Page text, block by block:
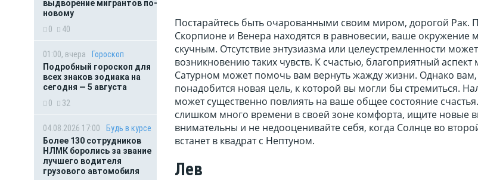
выдворение мигрантов по-
новому
0
40
01:00, вчера
Гороскоп
Подробный гороскоп для
всех знаков зодиака на
сегодня — 5 августа
0
32
04.08.2026 17:00
Будь в курсе
Более 130 сотрудников
НЛМК боролись за звание
лучшего водителя
грузового автомобиля
Постарайтесь быть очарованными своим миром, дорогой Рак.
Скорпионе и Венера находятся в равновесии, ваше окружение
скучным. Отсутствие энтузиазма или целеустремленности
возникновению таких чувств. К счастью, благоприятный
Сатурном может помочь вам вернуть жажду жизни. Однако вам,
понадобится новая цель, к которой вы могли бы стремиться.
может существенно повлиять на ваше общее состояние
слишком много времени в своей зоне комфорта, ищите новые
внимательны и не недооценивайте себя, когда Солнце во
встанет в квадрат с Нептуном.
Лев